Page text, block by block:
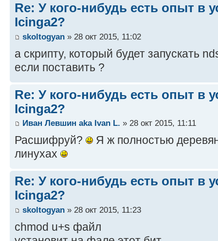
Re: У кого-нибудь есть опыт в
Icinga2?
skoltogyan » 28 окт 2015, 11:02
а скрипту, который будет запускать
если поставить ?
Re: У кого-нибудь есть опыт в
Icinga2?
Иван Левшин aka Ivan L. » 28 окт 2015, 11:11
Расшифруй?
Я ж полностью
линухах
Re: У кого-нибудь есть опыт в
Icinga2?
skoltogyan » 28 окт 2015, 11:23
chmod u+s файл